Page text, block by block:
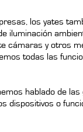
los yates
cámaras y otros
todas las
hablado de
o